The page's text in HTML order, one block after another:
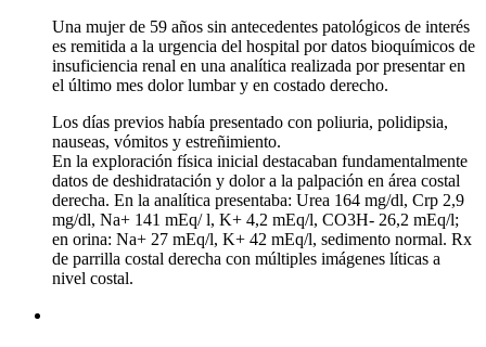
Una mujer de 59 años sin antecedentes patológicos de interés
es remitida a la urgencia del hospital por datos bioquímicos de
insuficiencia renal en una analítica realizada por presentar en
el último mes dolor lumbar y en costado derecho.
Los días previos había presentado con poliuria, polidipsia,
nauseas, vómitos y estreñimiento.
En la exploración física inicial destacaban fundamentalmente
datos de deshidratación y dolor a la palpación en área costal
derecha. En la analítica presentaba: Urea 164 mg/dl, Crp 2,9
mg/dl, Na+ 141 mEq/ l, K+ 4,2 mEq/l, CO3H- 26,2 mEq/l;
en orina: Na+ 27 mEq/l, K+ 42 mEq/l, sedimento normal. Rx
de parrilla costal derecha con múltiples imágenes líticas a
nivel costal.